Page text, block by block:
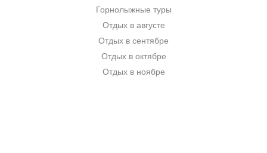
Горнолыжные туры
Отдых в августе
Отдых в сентябре
Отдых в октябре
Отдых в ноябре